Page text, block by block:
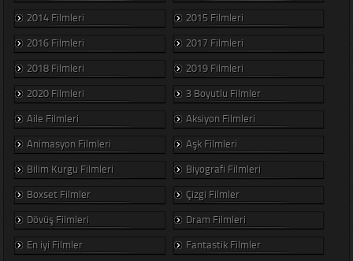
2014 Filmleri
2015 Filmleri
2016 Filmleri
2017 Filmleri
2018 Filmleri
2019 Filmleri
2020 Filmleri
3 Boyutlu Filmler
Aile Filmleri
Aksiyon Filmleri
Animasyon Filmleri
Aşk Filmleri
Bilim Kurgu Filmleri
Biyografi Filmleri
Boxset Filmler
Çizgi Filmler
Dövüş Filmleri
Dram Filmleri
En iyi Filmler
Fantastik Filmler